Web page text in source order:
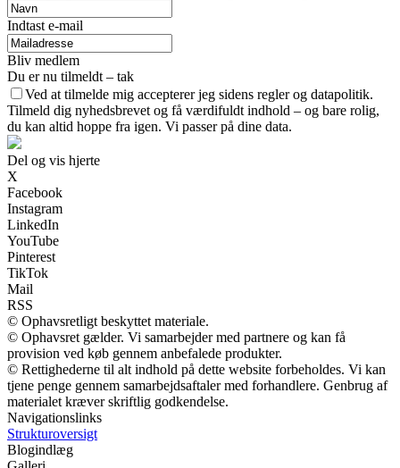
Indtast e-mail
Bliv medlem
Du er nu tilmeldt – tak
Ved at tilmelde mig accepterer jeg sidens regler og datapolitik.
Tilmeld dig nyhedsbrevet og få værdifuldt indhold – og bare rolig,
du kan altid hoppe fra igen. Vi passer på dine data.
Del og vis hjerte
X
Facebook
Instagram
LinkedIn
YouTube
Pinterest
TikTok
Mail
RSS
© Ophavsretligt beskyttet materiale.
© Ophavsret gælder. Vi samarbejder med partnere og kan få
provision ved køb gennem anbefalede produkter.
© Rettighederne til alt indhold på dette website forbeholdes. Vi kan
tjene penge gennem samarbejdsaftaler med forhandlere. Genbrug af
materialet kræver skriftlig godkendelse.
Navigationslinks
Strukturoversigt
Blogindlæg